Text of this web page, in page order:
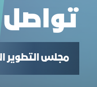
تواصل
مجلس التطوير